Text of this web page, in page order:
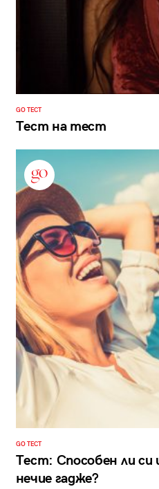
GO ТЕСТ
Тест на тест
GO ТЕСТ
Тест: Способен ли
нечие гадже?